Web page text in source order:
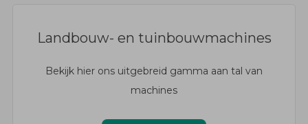
Landbouw- en tuinbouwmachines
Bekijk hier ons uitgebreid gamma aan tal van
machines